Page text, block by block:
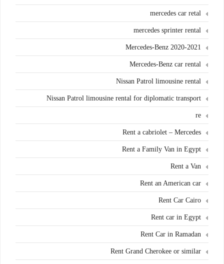
mercedes car retal
mercedes sprinter rental
Mercedes-Benz 2020-2021
Mercedes-Benz car rental
Nissan Patrol limousine rental
Nissan Patrol limousine rental for diplomatic transport
re
Rent a cabriolet – Mercedes
Rent a Family Van in Egypt
Rent a Van
Rent an American car
Rent Car Cairo
Rent car in Egypt
Rent Car in Ramadan
Rent Grand Cherokee or similar